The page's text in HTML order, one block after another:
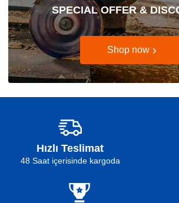
SPECIAL OFFER &
Shop now
Hızlı Teslimat
48 Saat içerisinde kargoda